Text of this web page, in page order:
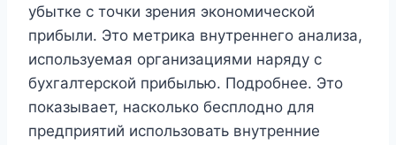
убытке с точки зрения экономической
прибыли. Это метрика внутреннего анализа,
используемая организациями наряду с
бухгалтерской прибылью. Подробнее. Это
показывает, насколько бесплодно для
предприятий использовать внутренние